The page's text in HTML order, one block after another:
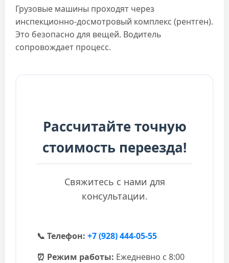
Грузовые машины проходят через
инспекционно-досмотровый комплекс (рентген).
Это безопасно для вещей. Водитель
сопровождает процесс.
Рассчитайте точную
стоимость переезда!
Свяжитесь с нами для
консультации.
📞 Телефон: +7 (928) 444-05-55
⏰ Режим работы: Ежедневно с 8:00